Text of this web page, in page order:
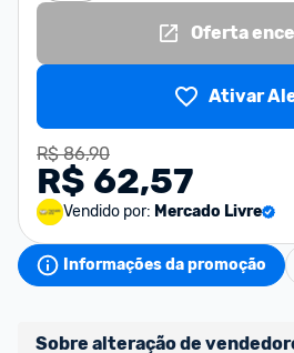
Oferta
Ativar
R$ 86,90
R$ 62,57
Vendido por: Mercado Livre
Informações da promoção
Sobre alteração de